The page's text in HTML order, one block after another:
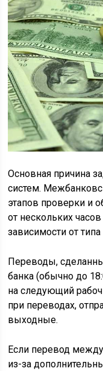
Основная причина
систем.
этапов проверки и
от нескольких
зависимости от
Переводы,
банка (обычно до
на следующий
при переводах,
выходные.
Если перевод
из-за